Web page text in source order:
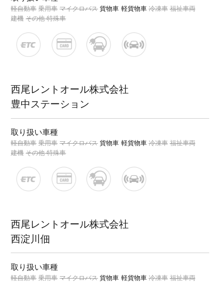
軽自動車 乗用車 マイクロバス 貨物車 軽貨物車 冷凍車 福祉車両
建機 その他 特殊車
西尾レントオール株式会社
豊中ステーション
取り扱い車種
軽自動車 乗用車 マイクロバス 貨物車 軽貨物車 冷凍車 福祉車両
建機 その他 特殊車
西尾レントオール株式会社
西淀川佃
取り扱い車種
軽自動車 乗用車 マイクロバス 貨物車 軽貨物車 冷凍車 福祉車両